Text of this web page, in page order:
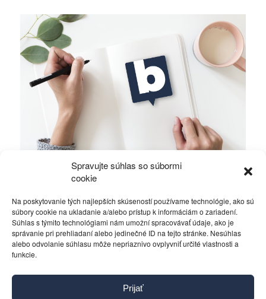
Spravujte súhlas so súbormi
cookie
Na poskytovanie tých najlepších skúseností používame technológie, ako sú
súbory cookie na ukladanie a/alebo prístup k informáciám o zariadení.
Súhlas s týmito technológiami nám umožní spracovávať údaje, ako je
správanie pri prehliadaní alebo jedinečné ID na tejto stránke. Nesúhlas
alebo odvolanie súhlasu môže nepriaznivo ovplyvniť určité vlastnosti a
funkcie.
Prijať
Alawiti v Sýrii bojujú o holé prežitie
Rôzne 16. októbra 2019
Kontakt
Pravidlá používania